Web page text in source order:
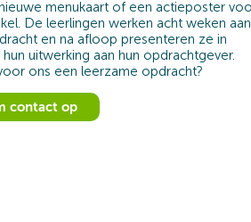
menukaart of een actieposter
De leerlingen werken acht weken aan
en na afloop presenteren ze in
uitwerking aan hun opdrachtgever.
ons een leerzame opdracht?
contact op